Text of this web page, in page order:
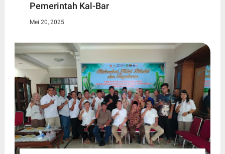
Pemerintah Kal-Bar
Mei 20, 2025